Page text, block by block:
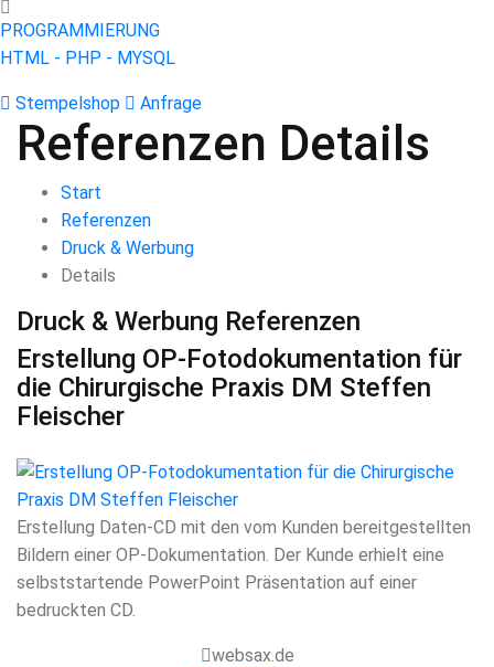
PROGRAMMIERUNG
HTML - PHP - MYSQL
Stempelshop Anfrage
Referenzen Details
Start
Referenzen
Druck & Werbung
Details
Druck & Werbung Referenzen
Erstellung OP-Fotodokumentation für
die Chirurgische Praxis DM Steffen
Fleischer
Erstellung Daten-CD mit den vom Kunden bereitgestellten
Bildern einer OP-Dokumentation. Der Kunde erhielt eine
selbststartende PowerPoint Präsentation auf einer
bedruckten CD.
websax.de